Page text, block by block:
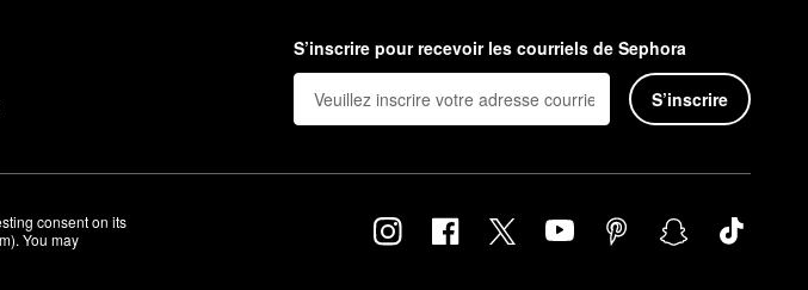
S’inscrire pour recevoir les courriels de Sephora
S’inscrire
consent on its
You may